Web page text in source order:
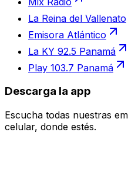
La Reina del Vallenato
Emisora Atlántico
La KY 92.5 Panamá
Play 103.7 Panamá
Descarga la app
Escucha todas nuestras
celular, donde estés.